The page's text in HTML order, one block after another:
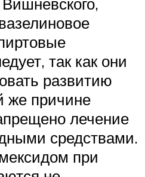
так как они
развитию
же причине
лечение
средствами.
при